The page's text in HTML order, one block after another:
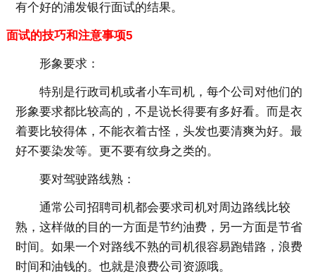
有个好的浦发银行面试的结果。
面试的技巧和注意事项5
形象要求：
特别是行政司机或者小车司机，每个公司对他们的
形象要求都比较高的，不是说长得要有多好看。而是衣
着要比较得体，不能衣着古怪，头发也要清爽为好。最
好不要染发等。更不要有纹身之类的。
要对驾驶路线熟：
通常公司招聘司机都会要求司机对周边路线比较
熟，这样做的目的一方面是节约油费，另一方面是节省
时间。如果一个对路线不熟的司机很容易跑错路，浪费
时间和油钱的。也就是浪费公司资源哦。